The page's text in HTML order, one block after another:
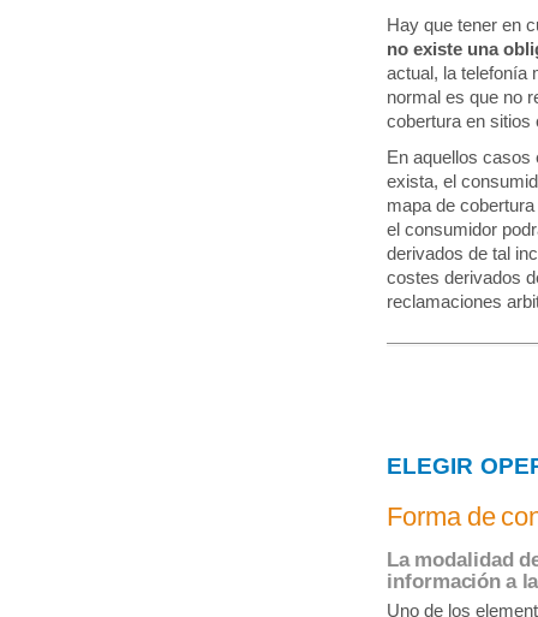
Hay que tener en
no existe una
actual, la telefonía
normal es que no
cobertura en sitios
En aquellos casos
exista, el
mapa de
el consumidor
derivados de tal
costes derivados
reclamaciones
ELEGIR
Forma de
La modalidad
información a
Uno de los